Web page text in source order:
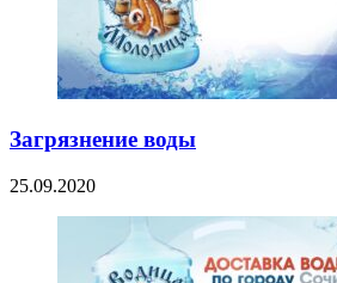
Загрязнение воды
25.09.2020